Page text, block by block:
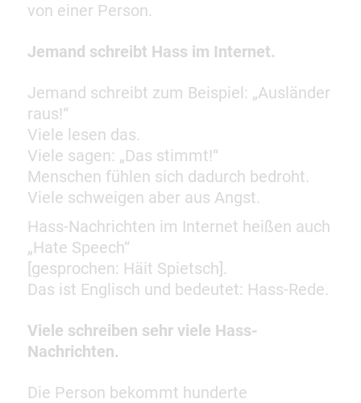
von einer Person.
Jemand schreibt Hass im Internet.
Jemand schreibt zum Beispiel: „Ausländer
raus!“
Viele lesen das.
Viele sagen: „Das stimmt!“
Menschen fühlen sich dadurch bedroht.
Viele schweigen aber aus Angst.
Hass-Nachrichten im Internet heißen auch
„Hate Speech“
[gesprochen: Häit Spietsch].
Das ist Englisch und bedeutet: Hass-Rede.
Viele schreiben sehr viele Hass-
Nachrichten.
Die Person bekommt hunderte